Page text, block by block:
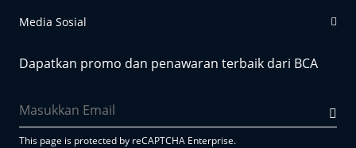
Media Sosial
Dapatkan promo dan penawaran terbaik dari BCA
This page is protected by reCAPTCHA Enterprise.